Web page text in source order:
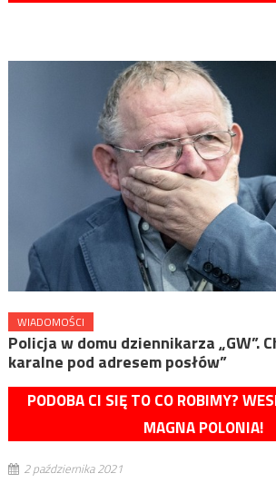
WIADOMOŚCI
Policja w domu dziennikarza „GW”.
karalne pod adresem posłów”
PODOBA CI SIĘ TO CO ROBIMY?
MAGNA POLONIA!
2 października 2021